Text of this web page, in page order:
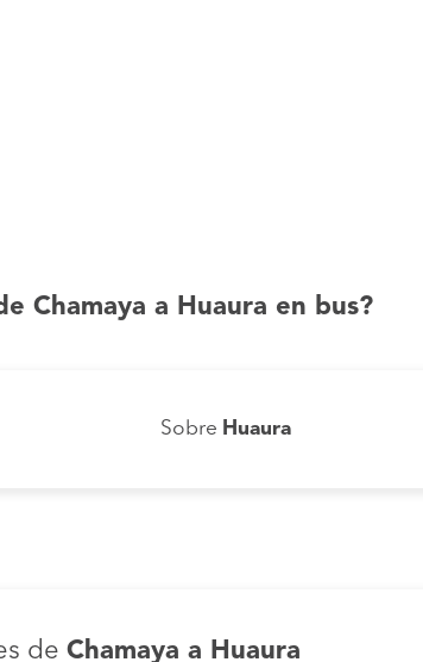
Chamaya a Huaura en bus?
Sobre Huaura
de Chamaya a Huaura